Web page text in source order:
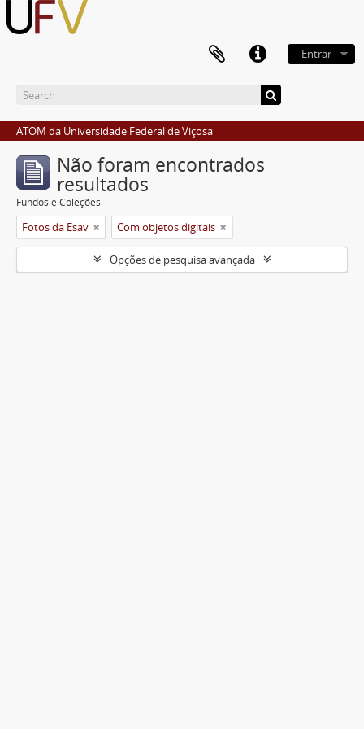
Entrar
ATOM da Universidade Federal de Viçosa
Não foram encontrados
resultados
Fundos e Coleções
Fotos da Esav Com objetos digitais
Opções de pesquisa avançada